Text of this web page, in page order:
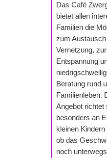
Das Café
bietet allen
Familien die
zum
Vernetzung, zur
Entspannung
Beratung rund
Familienleben.
Angebot richtet
besonders an
kleinen Kindern
ob das
noch